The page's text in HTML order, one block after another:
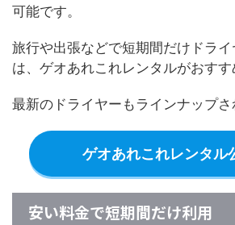
可能です。
旅行や出張などで短期間だけドラ
は、ゲオあれこれレンタルがおすす
最新のドライヤーもラインナップさ
ゲオあれこれレンタル
安い料金で短期間だけ利用